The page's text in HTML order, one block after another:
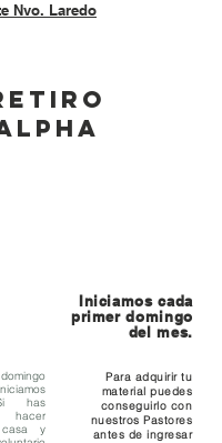
Nvo. Laredo
has
y
Iniciamos cada
primer domingo
del mes.
Para adquirir tu
material puedes
conseguirlo con
nuestros Pastores
antes de ingresar